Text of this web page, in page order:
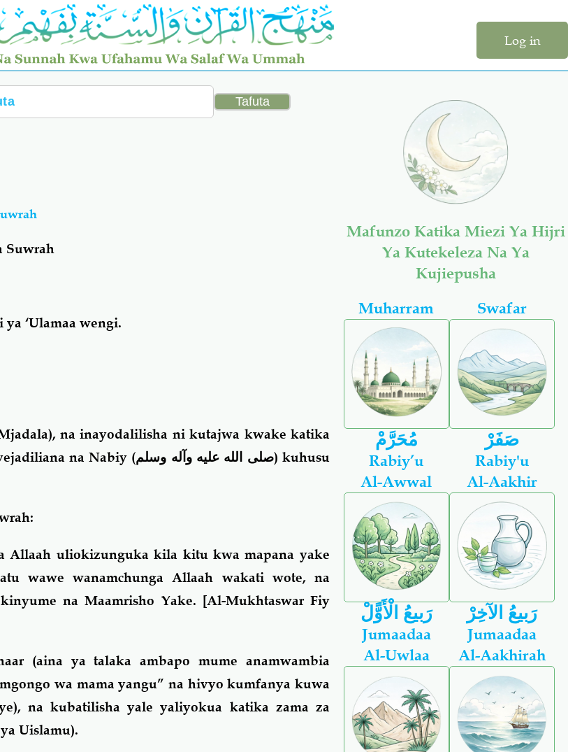
Log in
Suwrah
‘Ulamaa wengi.
na inayodalilisha ni kutajwa kwake katika
na Nabiy (صلى الله عليه وآله وسلم) kuhusu
Allaah uliokizunguka kila kitu kwa mapana yake
wawe wanamchunga Allaah wakati wote, na
na Maamrisho Yake. [Al-Mukhtaswar Fiy
(aina ya talaka ambapo mume anamwambia
wa mama yangu” na hivyo kumfanya kuwa
na kubatilisha yale yaliyokua katika zama za
Uislamu).
Mafunzo Katika Miezi Ya Hijri
Ya Kutekeleza Na Ya
Kujiepusha
Muharram
مُحَرَّمْ
Swafar
صَفَرْ
Rabiy’u
Al-Awwal
رَبيعُ الْأَوًّلْ
Rabiy'u
Al-Aakhir
رَبيعُ الآخِرْ
Jumaadaa
Al-Uwlaa
Jumaadaa
Al-Aakhirah